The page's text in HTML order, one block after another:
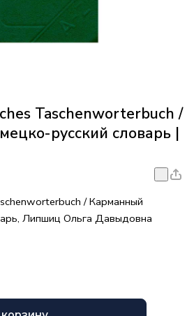
Taschenworterbuch /
русский словарь |
/ Карманный
Липшиц Ольга Давыдовна